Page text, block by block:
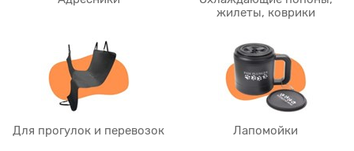
жилеты, коврики
Для прогулок и перевозок Лапомойки